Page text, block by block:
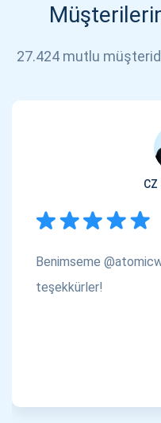
27.424 mutlu
Benimseme
teşekkürler!